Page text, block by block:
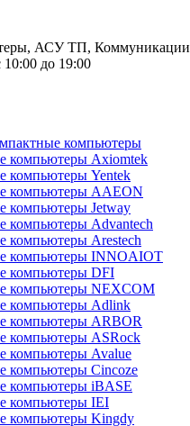
АСУ ТП, Коммуникации
до 19:00
компьютеры
компьютеры Axiomtek
компьютеры Yentek
компьютеры AAEON
компьютеры Jetway
компьютеры Advantech
компьютеры Arestech
компьютеры INNOAIOT
компьютеры DFI
компьютеры NEXCOM
компьютеры Adlink
компьютеры ARBOR
компьютеры ASRock
компьютеры Avalue
компьютеры Cincoze
компьютеры iBASE
компьютеры IEI
компьютеры Kingdy